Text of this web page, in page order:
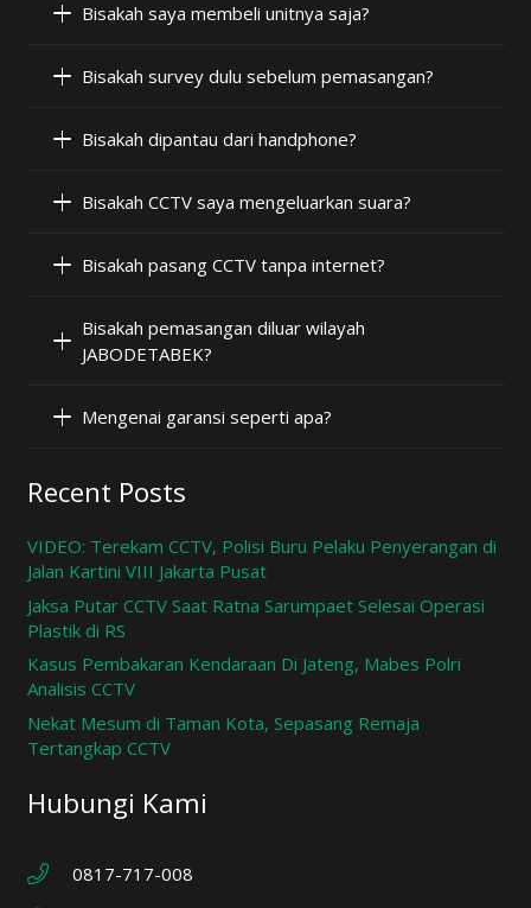
Bisakah saya membeli unitnya saja?
Bisakah survey dulu sebelum pemasangan?
Bisakah dipantau dari handphone?
Bisakah CCTV saya mengeluarkan suara?
Bisakah pasang CCTV tanpa internet?
Bisakah pemasangan diluar wilayah
JABODETABEK?
Mengenai garansi seperti apa?
Recent Posts
VIDEO: Terekam CCTV, Polisi Buru Pelaku Penyerangan di
Jalan Kartini VIII Jakarta Pusat
Jaksa Putar CCTV Saat Ratna Sarumpaet Selesai Operasi
Plastik di RS
Kasus Pembakaran Kendaraan Di Jateng, Mabes Polri
Analisis CCTV
Nekat Mesum di Taman Kota, Sepasang Remaja
Tertangkap CCTV
Hubungi Kami
0817-717-008